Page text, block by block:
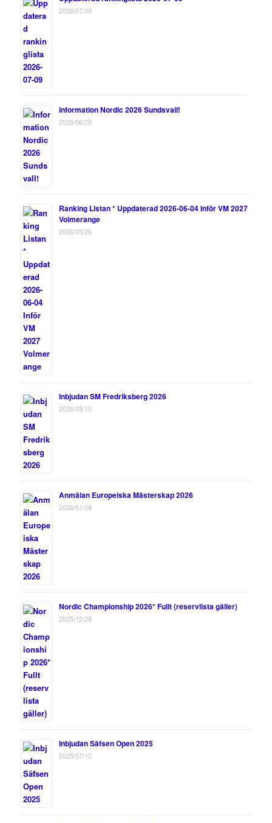
2026/07/09
Information Nordic 2026 Sundsvall!
2026/06/25
Ranking Listan * Uppdaterad 2026-06-04 Inför VM 2027
Volmerange
2026/05/26
Inbjudan SM Fredriksberg 2026
2026/03/10
Anmälan Europeiska Mästerskap 2026
2026/01/08
Nordic Championship 2026* Fullt (reservlista gäller)
2025/12/28
Inbjudan Säfsen Open 2025
2025/07/12